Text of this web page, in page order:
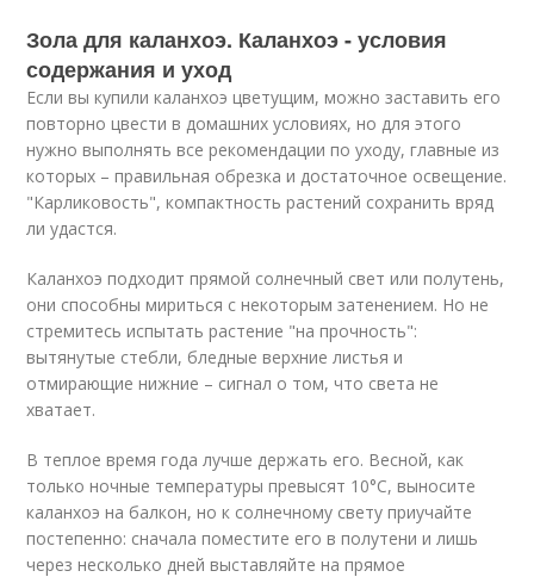
Зола для каланхоэ. Каланхоэ - условия
содержания и уход
Если вы купили каланхоэ цветущим, можно заставить его
повторно цвести в домашних условиях, но для этого
нужно выполнять все рекомендации по уходу, главные из
которых – правильная обрезка и достаточное освещение.
"Карликовость", компактность растений сохранить вряд
ли удастся.
Каланхоэ подходит прямой солнечный свет или полутень,
они способны мириться с некоторым затенением. Но не
стремитесь испытать растение "на прочность":
вытянутые стебли, бледные верхние листья и
отмирающие нижние – сигнал о том, что света не
хватает.
В теплое время года лучше держать его. Весной, как
только ночные температуры превысят 10°С, выносите
каланхоэ на балкон, но к солнечному свету приучайте
постепенно: сначала поместите его в полутени и лишь
через несколько дней выставляйте на прямое